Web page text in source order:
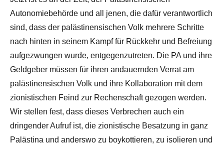
Autonomiebehörde und all jenen, die dafür verantwortlich
sind, dass der palästinensischen Volk mehrere Schritte
nach hinten in seinem Kampf für Rückkehr und Befreiung
aufgezwungen wurde, entgegenzutreten. Die PA und ihre
Geldgeber müssen für ihren andauernden Verrat am
palästinensischen Volk und ihre Kollaboration mit dem
zionistischen Feind zur Rechenschaft gezogen werden.
Wir stellen fest, dass dieses Verbrechen auch ein
dringender Aufruf ist, die zionistische Besatzung in ganz
Palästina und anderswo zu boykottieren, zu isolieren und